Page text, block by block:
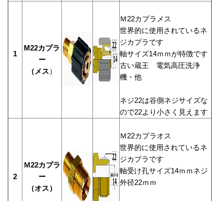
1
M22カプラ
ー
（メス）
Ｍ22カプラメス
世界的に使用されているネ
ジカプラです
軸サイズ14ｍｍが特徴です
古い蔵王 電気高圧洗浄
機・他
ネジ22は谷側ネジサイズな
ので22より小さく見えます
2
Ｍ22カプラ
ー
（オス）
Ｍ22カプラオス
世界的に使用されているネ
ジカプラです
軸受け孔サイズ14ｍｍネジ
外径22ｍｍ